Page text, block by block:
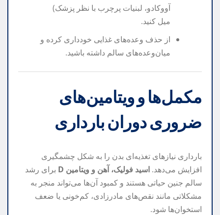
آووکادو، لبنیات پرچرب با نظر پزشک)
میل کنید.
از حذف وعده‌های غذایی خودداری کرده و
میان‌وعده‌های سالم داشته باشید.
مکمل‌ها و ویتامین‌های
ضروری دوران بارداری
بارداری نیازهای تغذیه‌ای بدن را به شکل چشمگیری
افزایش می‌دهد. اسید فولیک، آهن و ویتامین D
برای رشد
سالم جنین حیاتی هستند و کمبود آن‌ها می‌تواند منجر به
مشکلاتی مانند نقص‌های مادرزادی، کم‌خونی یا ضعف
استخوان‌ها شود.